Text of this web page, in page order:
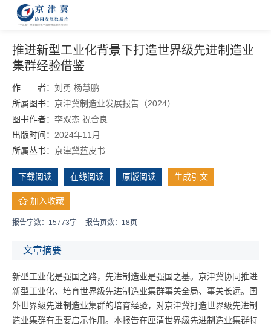
推进新型工业化背景下打造世界级先进制造业
集群经验借鉴
作 者： 刘勇 杨慧鹏
所属图书： 京津冀制造业发展报告（2024）
图书作者： 李双杰 祝合良
出版时间： 2024年11月
所属丛书： 京津冀蓝皮书
下载阅读 在线阅读 原版阅读 生成引文
加入收藏
报告字数：15773字 报告页数：18页
文章摘要
新型工业化是强国之路，先进制造业是强国之基。京津冀协同推进
新型工业化、培育世界级先进制造业集群事关全局、事关长远。国
外世界级先进制造业集群的培育经验，对京津冀打造世界级先进制
造业集群有重要启示作用。本报告在厘清世界级先进制造业集群特